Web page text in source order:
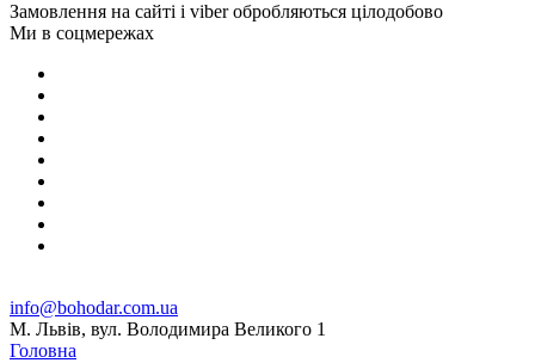
Замовлення на сайті і viber обробляються цілодобово
Ми в соцмережах
info@bohodar.com.ua
М. Львів, вул. Володимира Великого 1
Головна